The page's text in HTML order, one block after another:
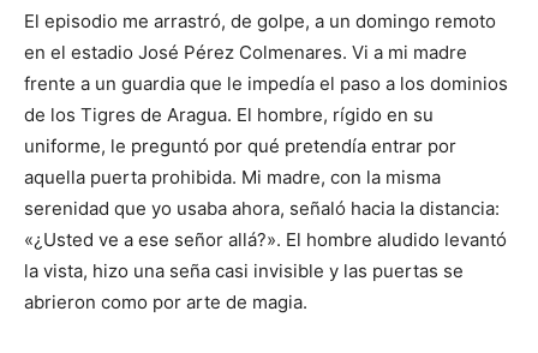
El episodio me arrastró, de golpe, a un domingo remoto
en el estadio José Pérez Colmenares. Vi a mi madre
frente a un guardia que le impedía el paso a los dominios
de los Tigres de Aragua. El hombre, rígido en su
uniforme, le preguntó por qué pretendía entrar por
aquella puerta prohibida. Mi madre, con la misma
serenidad que yo usaba ahora, señaló hacia la distancia:
«¿Usted ve a ese señor allá?». El hombre aludido levantó
la vista, hizo una seña casi invisible y las puertas se
abrieron como por arte de magia.